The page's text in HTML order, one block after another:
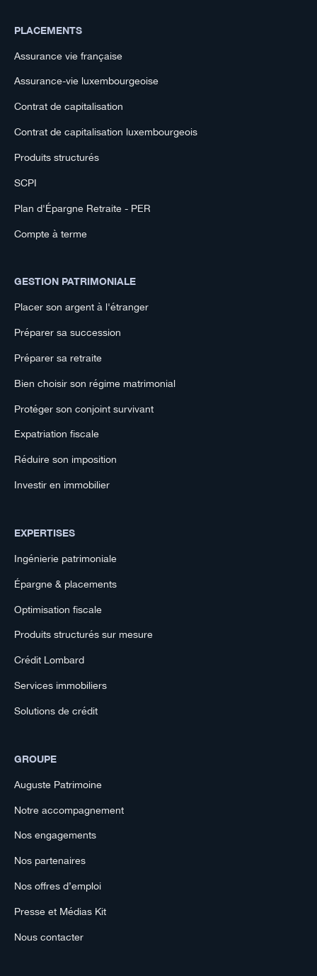
PLACEMENTS
Assurance vie française
Assurance-vie luxembourgeoise
Contrat de capitalisation
Contrat de capitalisation luxembourgeois
Produits structurés
SCPI
Plan d'Épargne Retraite - PER
Compte à terme
GESTION PATRIMONIALE
Placer son argent à l'étranger
Préparer sa succession
Préparer sa retraite
Bien choisir son régime matrimonial
Protéger son conjoint survivant
Expatriation fiscale
Réduire son imposition
Investir en immobilier
EXPERTISES
Ingénierie patrimoniale
Épargne & placements
Optimisation fiscale
Produits structurés sur mesure
Crédit Lombard
Services immobiliers
Solutions de crédit
GROUPE
Auguste Patrimoine
Notre accompagnement
Nos engagements
Nos partenaires
Nos offres d’emploi
Presse et Médias Kit
Nous contacter